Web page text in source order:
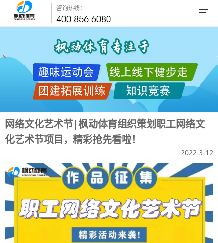
咨询热线：
400-856-6080
网络文化艺术节|枫动体育组织策划职工网络文
化艺术节项目，精彩抢先看啦！
2022-3-12